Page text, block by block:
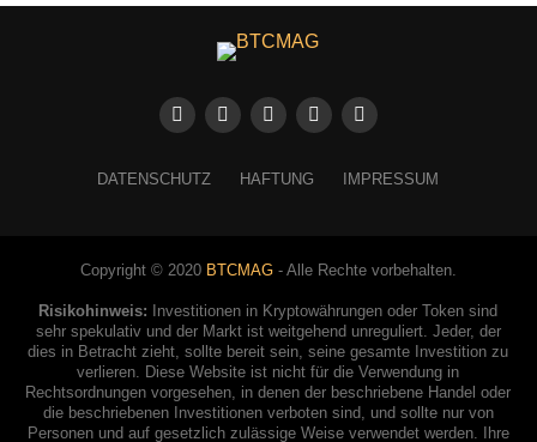
DATENSCHUTZ HAFTUNG IMPRESSUM
Copyright © 2020 BTCMAG- Alle Rechte vorbehalten.
Risikohinweis: Investitionen in Kryptowährungen oder Token sind
sehr spekulativ und der Markt ist weitgehend unreguliert. Jeder, der
dies in Betracht zieht, sollte bereit sein, seine gesamte Investition zu
verlieren. Diese Website ist nicht für die Verwendung in
Rechtsordnungen vorgesehen, in denen der beschriebene Handel oder
die beschriebenen Investitionen verboten sind, und sollte nur von
Personen und auf gesetzlich zulässige Weise verwendet werden. Ihre